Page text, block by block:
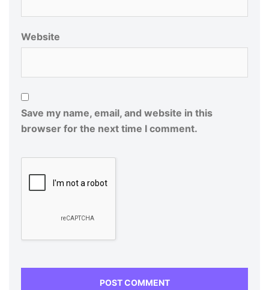
Website
Save my name, email, and website in this
browser for the next time I comment.